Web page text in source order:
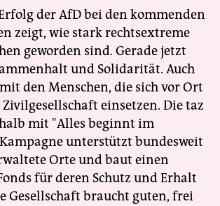
der AfD bei den kommenden
zeigt, wie stark rechtsextreme
geworden sind. Gerade jetzt
und Solidarität. Auch
den Menschen, die sich vor Ort
einsetzen. Die taz
mit "Alles beginnt im
unterstützt bundesweit
Orte und baut einen
für deren Schutz und Erhalt
Gesellschaft braucht guten, frei